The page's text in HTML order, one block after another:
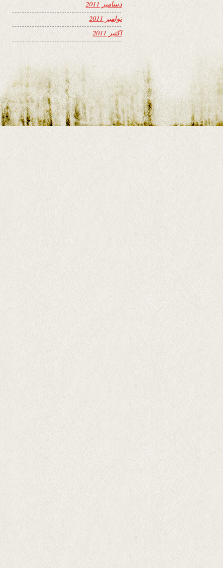
دسامبر 2011
نوامبر 2011
اکتبر 2011